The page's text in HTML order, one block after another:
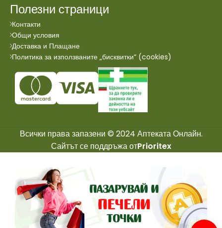
Полезни страници
Контакти
Общи условия
Доставка и Плащане
Политика за използваните „бисквитки“ (cookies)
Всички права запазени © 2024 Аптеката Онлайн.
Сайтът се поддръжа отPrioritex